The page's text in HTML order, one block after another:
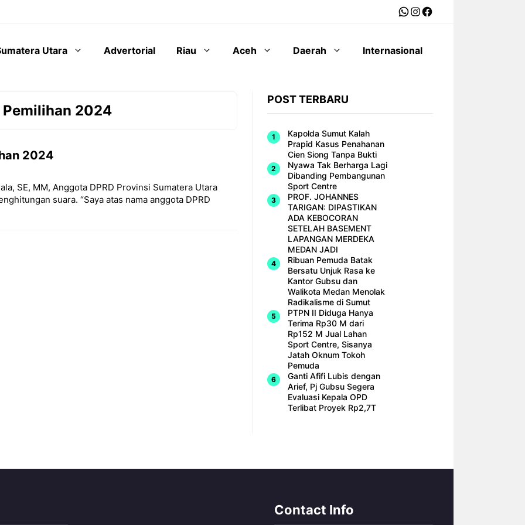
WhatsApp
Instagram
Facebook
Utara Advertorial Riau Aceh Daerah Internasional
Pemilihan 2024
2024
SE, MM, Anggota DPRD Provinsi Sumatera Utara
suara. “Saya atas nama anggota DPRD
POST TERBARU
Kapolda Sumut Kalah
Prapid Kasus Penahanan
Cien Siong Tanpa Bukti
Nyawa Tak Berharga Lagi
Dibanding Pembangunan
Sport Centre
PROF. JOHANNES
TARIGAN: DIPASTIKAN
ADA KEBOCORAN
SETELAH BASEMENT
LAPANGAN MERDEKA
MEDAN JADI
Ribuan Pemuda Batak
Bersatu Unjuk Rasa ke
Kantor Gubsu dan
Walikota Medan Menolak
Radikalisme di Sumut
PTPN II Diduga Hanya
Terima Rp30 M dari
Rp152 M Jual Lahan
Sport Centre, Sisanya
Jatah Oknum Tokoh
Pemuda
Ganti Afifi Lubis dengan
Arief, Pj Gubsu Segera
Evaluasi Kepala OPD
Terlibat Proyek Rp2,7T
Contact Info